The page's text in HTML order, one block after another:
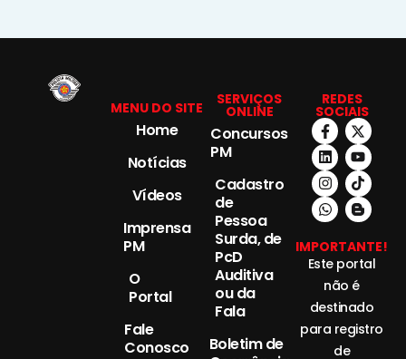
MENU DO SITE
Home
Notícias
Vídeos
Imprensa
PM
O
Portal
Fale
Conosco
SERVIÇOS
ONLINE
Concursos
PM
Cadastro
de
Pessoa
Surda, de
PcD
Auditiva
ou da
Fala
Boletim de
REDES
SOCIAIS
IMPORTANTE!
Este portal
não é
destinado
para registro
de